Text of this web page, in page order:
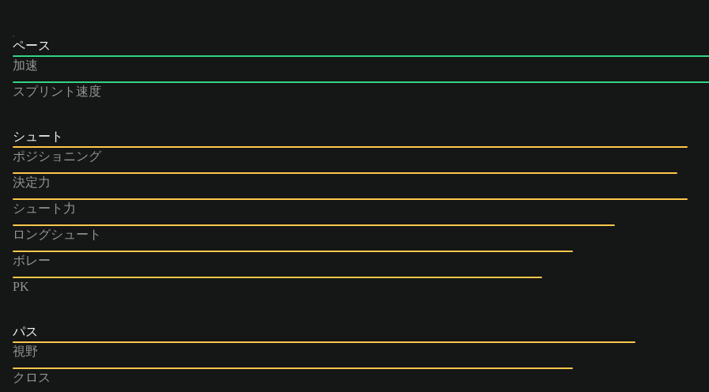
ペース
加速
スプリント速度
シュート
ポジショニング
決定力
シュート力
ロングシュート
ボレー
PK
パス
視野
クロス